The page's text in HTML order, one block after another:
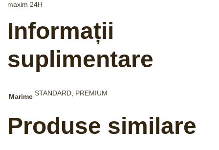
maxim 24H
Informații
suplimentare
Marime STANDARD, PREMIUM
Produse similare